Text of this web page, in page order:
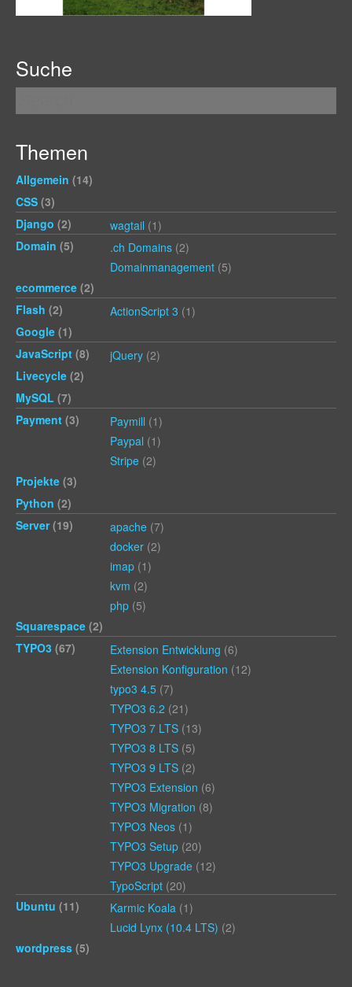
Suche
Themen
Allgemein (14)
CSS (3)
Django (2) wagtail (1)
Domain (5) .ch Domains (2)
Domainmanagement (5)
ecommerce (2)
Flash (2) ActionScript 3 (1)
Google (1)
JavaScript (8) jQuery (2)
Livecycle (2)
MySQL (7)
Payment (3) Paymill (1)
Paypal (1)
Stripe (2)
Projekte (3)
Python (2)
Server(19) apache (7)
docker (2)
imap (1)
kvm (2)
php (5)
Squarespace (2)
TYPO3 (67) Extension Entwicklung (6)
Extension Konfiguration (12)
typo3 4.5 (7)
TYPO3 6.2 (21)
TYPO3 7 LTS (13)
TYPO3 8 LTS (5)
TYPO3 9 LTS (2)
TYPO3 Extension (6)
TYPO3 Migration (8)
TYPO3 Neos (1)
TYPO3 Setup (20)
TYPO3 Upgrade (12)
TypoScript (20)
Ubuntu (11) Karmic Koala (1)
Lucid Lynx (10.4 LTS) (2)
wordpress (5)